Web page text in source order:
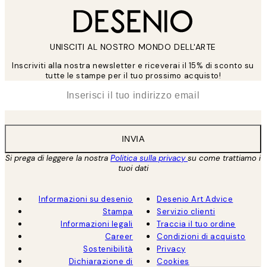
UNISCITI AL NOSTRO MONDO DELL'ARTE
Inscriviti alla nostra newsletter e riceverai il 15% di sconto su
tutte le stampe per il tuo prossimo acquisto!
INVIA
Si prega di leggere la nostra Politica sulla privacysu come trattiamo i
tuoi dati
Informazioni su desenio
Stampa
Informazioni legali
Career
Sostenibilità
Dichiarazione di
Desenio Art Advice
Servizio clienti
Traccia il tuo ordine
Condizioni di acquisto
Privacy
Cookies